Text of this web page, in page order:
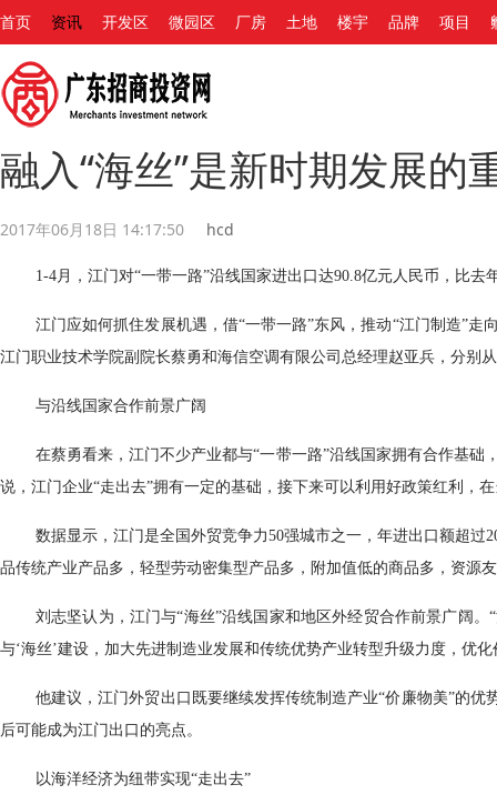
首页 资讯 开发区 微园区 厂房 土地 楼宇 品牌 项目
融入“海丝”是新时期发展的
2017年06月18日 14:17:50 hcd
1-4月，江门对“一带一路”沿线国家进出口达90.8亿元人民币，比去
江门应如何抓住发展机遇，借“一带一路”东风，推动“江门制造”
江门职业技术学院副院长蔡勇和海信空调有限公司总经理赵亚兵，分别
与沿线国家合作前景广阔
在蔡勇看来，江门不少产业都与“一带一路”沿线国家拥有合作基
说，江门企业“走出去”拥有一定的基础，接下来可以利用好政策红利，
数据显示，江门是全国外贸竞争力50强城市之一，年进出口额超
品传统产业产品多，轻型劳动密集型产品多，附加值低的商品多，资源
刘志坚认为，江门与“海丝”沿线国家和地区外经贸合作前景广阔
与‘海丝’建设，加大先进制造业发展和传统优势产业转型升级力度，优
他建议，江门外贸出口既要继续发挥传统制造产业“价廉物美”的
后可能成为江门出口的亮点。
以海洋经济为纽带实现“走出去”